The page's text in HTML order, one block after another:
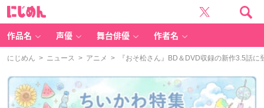
作品名 声優 舞台俳優 作者名
にじめん > ニュース > アニメ > 『おそ松さん』BD＆DVD収録の新作3.5話に